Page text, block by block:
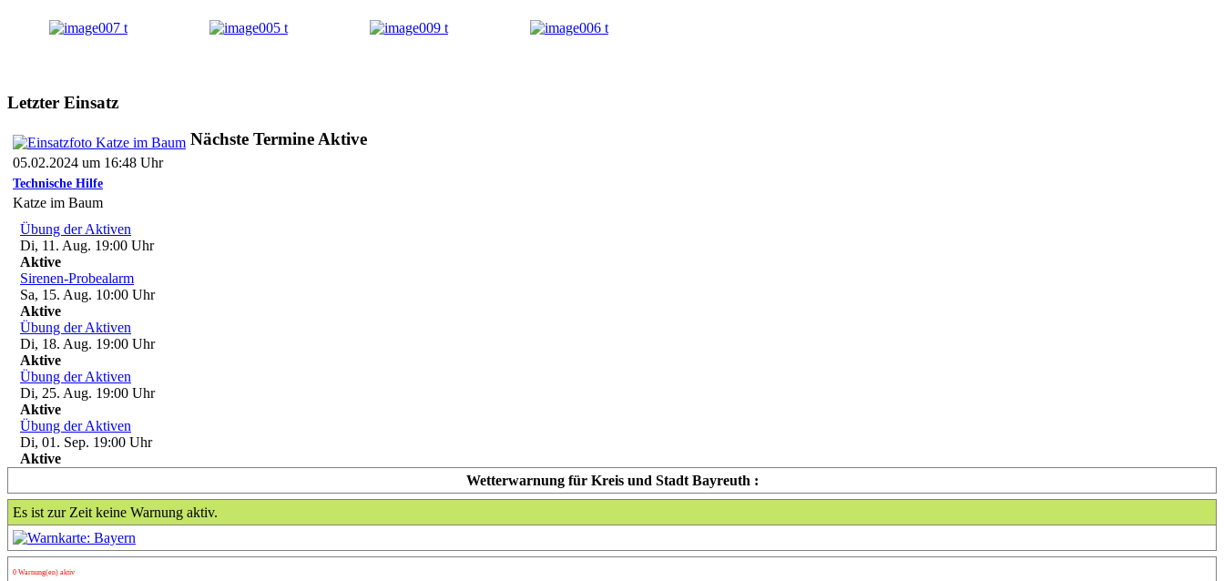
Letzter Einsatz
05.02.2024 um 16:48 Uhr
Technische Hilfe
Katze im Baum
Nächste Termine Aktive
Übung der Aktiven
Di, 11. Aug. 19:00 Uhr
Aktive
Sirenen-Probealarm
Sa, 15. Aug. 10:00 Uhr
Aktive
Übung der Aktiven
Di, 18. Aug. 19:00 Uhr
Aktive
Übung der Aktiven
Di, 25. Aug. 19:00 Uhr
Aktive
Übung der Aktiven
Di, 01. Sep. 19:00 Uhr
Aktive
Wetterwarnung für Kreis und Stadt Bayreuth :
Es ist zur Zeit keine Warnung aktiv.
0 Warnung(en) aktiv